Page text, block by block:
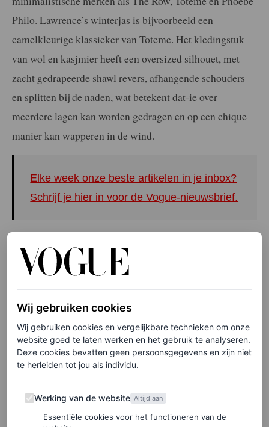
Philo. Lawrence’s winterjas is bijvoorbeeld een
camelkleurige klassieker van Toteme. Het kledingstuk
van wol en kasjmier heeft een oversized silhouet, met
zacht gedrapeerde shawl revers, afhangende schouders
en splitten bij de naden, wat betekent dat-ie over
meerdere lagen kan worden gedragen en op een chique
manier kan wapperen in de wind.
Elke week onze beste artikelen in je inbox?
Schrijf je hier in voor de Vogue-nieuwsbrief.
wintergarderobe. Ze is er de afgelopen vier jaar
regelmatig mee gefotografeerd tijdens gure
een fase waarin ze de jas combineerde met een sjaal en
een grijze wollen pantalon, waarmee ze liet zien dat het
een slimme optie kan zijn voor chique looks. Maar de jas
wanneer je ze combineert met sneakers.
Wij gebruiken cookies
Wij gebruiken cookies en vergelijkbare technieken om onze
website goed te laten werken en het gebruik te analyseren.
Deze cookies bevatten geen persoonsgegevens en zijn niet
te herleiden tot jou als individu.
Werking van de website
Werking van de website Altijd aan
Essentiële cookies voor het functioneren van de